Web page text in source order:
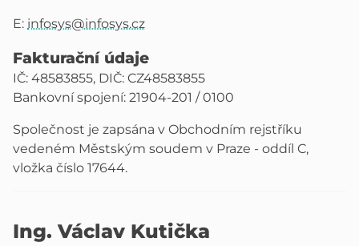
E: infosys@infosys.cz
Fakturační údaje
IČ: 48583855, DIČ: CZ48583855
Bankovní spojení: 21904-201 / 0100
Společnost je zapsána v Obchodním rejstříku
vedeném Městským soudem v Praze - oddíl C,
vložka číslo 17644.
Ing. Václav Kutička